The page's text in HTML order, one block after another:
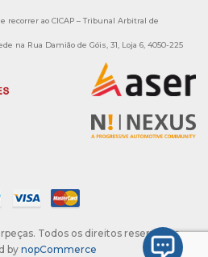
recorrer ao CICAP – Tribunal Arbitral de
na Rua Damião de Góis, 31, Loja 6, 4050-225
Todos os direitos reservados.
by nopCommerce